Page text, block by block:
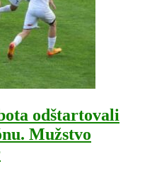
odštartovali
Mužstvo